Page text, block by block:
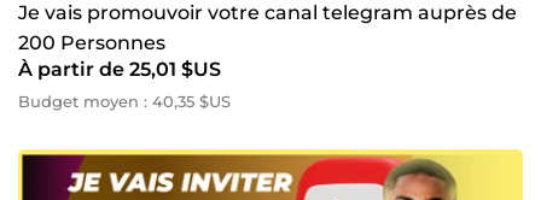
Je vais promouvoir votre canal telegram auprès de
200 Personnes
À partir de 25,01 $US
Budget moyen : 40,35 $US